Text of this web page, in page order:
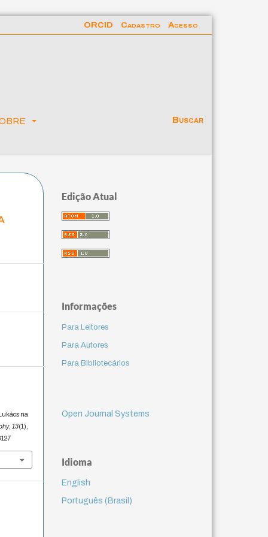
Buscar
ORCID Cadastro Acesso
na
, 13(1),
Edição Atual
Informações
Para Leitores
Para Autores
Para Bibliotecários
Open Journal Systems
Idioma
English
Português (Brasil)